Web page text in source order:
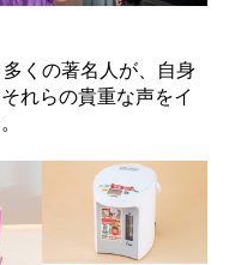
くの著名人が、自身
れらの貴重な声をイ